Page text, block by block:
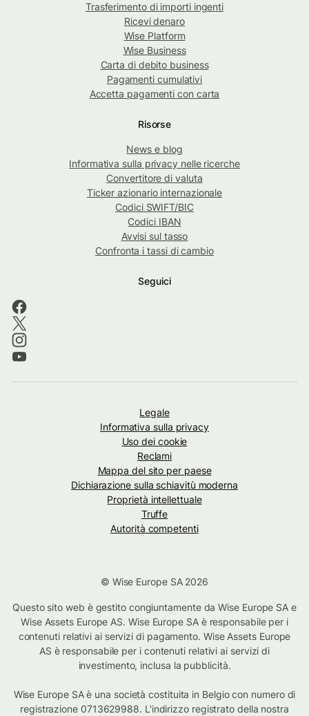
Trasferimento di importi ingenti
Ricevi denaro
Wise Platform
Wise Business
Carta di debito business
Pagamenti cumulativi
Accetta pagamenti con carta
Risorse
News e blog
Informativa sulla privacy nelle ricerche
Convertitore di valuta
Ticker azionario internazionale
Codici SWIFT/BIC
Codici IBAN
Avvisi sul tasso
Confronta i tassi di cambio
Seguici
Legale
Informativa sulla privacy
Uso dei cookie
Reclami
Mappa del sito per paese
Dichiarazione sulla schiavitù moderna
Proprietà intellettuale
Truffe
Autorità competenti
© Wise Europe SA 2026
Questo sito web è gestito congiuntamente da Wise Europe SA e
Wise Assets Europe AS. Wise Europe SA è responsabile per i
contenuti relativi ai servizi di pagamento. Wise Assets Europe
AS è responsabile per i contenuti relativi ai servizi di
investimento, inclusa la pubblicità.
Wise Europe SA è una società costituita in Belgio con numero di
registrazione 0713629988. L'indirizzo registrato della nostra